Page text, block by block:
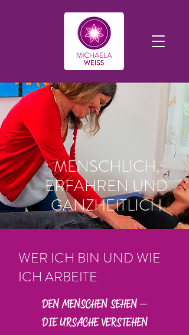
MENSCHLICH,
ERFAHREN UND
GANZHEITLICH
WER ICH BIN UND WIE
ICH ARBEITE
DEN MENSCHEN SEHEN –
DIE URSACHE VERSTEHEN